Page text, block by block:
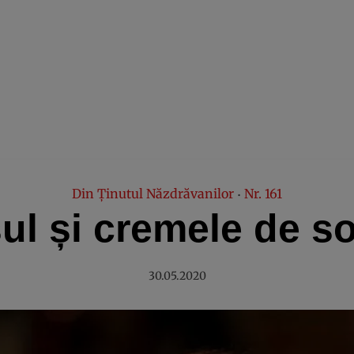
Din Ţinutul Năzdrăvanilor • Nr. 161
și cremele de
30.05.2020